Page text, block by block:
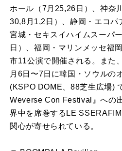
ホール（7月25,26日）、神奈
30,8月1,2日）、静岡・エコパ
宮城・セキスイハイムスーパ
日）、福岡・マリンメッセ福
市11公演で開催される。また
月6日〜7日に韓国・ソウルの
(KSPO DOME、88芝生広場)
Weverse Con Festival』への
界中を席巻するLE
関心が寄せられている。